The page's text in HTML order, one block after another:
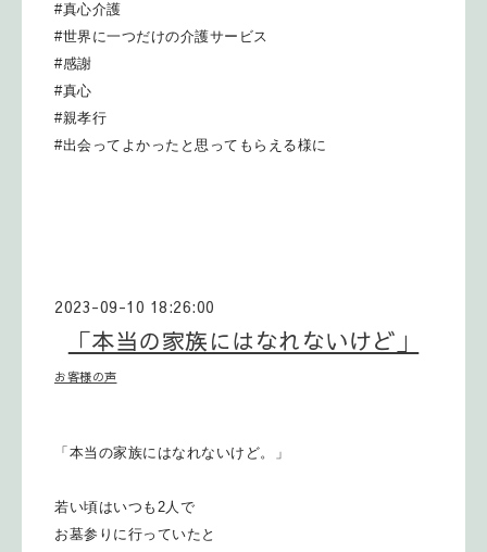
#真心介護
#世界に一つだけの介護サービス
#感謝
#真心
#親孝行
#出会ってよかったと思ってもらえる様に
2023-09-10 18:26:00
「本当の家族にはなれないけど」
お客様の声
「本当の家族にはなれないけど。」
若い頃はいつも2人で
お墓参りに行っていたと